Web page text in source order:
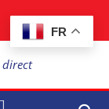
FR
direct